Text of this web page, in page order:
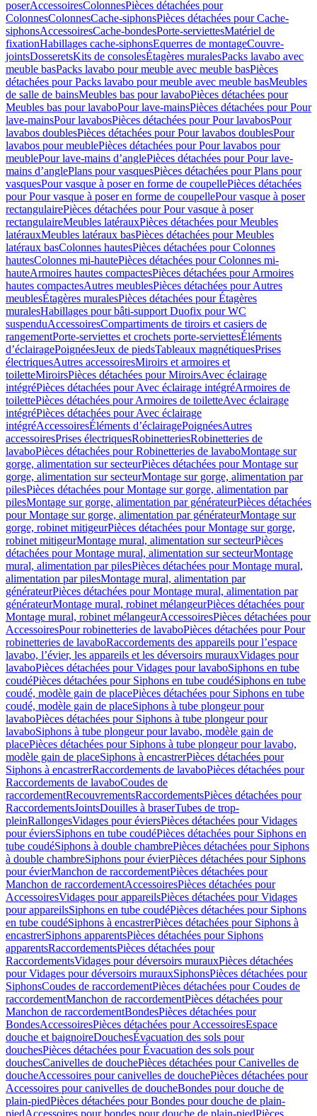
poserAccessoiresColonnesPièces détachées pour
ColonnesColonnesCache-siphonsPièces détachées pour Cache-
siphonsAccessoiresCache-bondesPorte-serviettesMatériel de
fixationHabillages cache-siphonsEquerres de montageCouvre-
jointsDosseretsKits de consolesÉtagères muralesPacks lavabo avec
meuble basPacks lavabo pour meuble avec meuble basPièces
détachées pour Packs lavabo pour meuble avec meuble basMeubles
de salle de bainsMeubles bas pour lavaboPièces détachées pour
Meubles bas pour lavaboPour lave-mainsPièces détachées pour Pour
lave-mainsPour lavabosPièces détachées pour Pour lavabosPour
lavabos doublesPièces détachées pour Pour lavabos doublesPour
lavabos pour meublePièces détachées pour Pour lavabos pour
meublePour lave-mains d’anglePièces détachées pour Pour lave-
mains d’anglePlans pour vasquesPièces détachées pour Plans pour
vasquesPour vasque à poser en forme de coupellePièces détachées
pour Pour vasque à poser en forme de coupellePour vasque à poser
rectangulairePièces détachées pour Pour vasque à poser
rectangulaireMeubles latérauxPièces détachées pour Meubles
latérauxMeubles latéraux basPièces détachées pour Meubles
latéraux basColonnes hautesPièces détachées pour Colonnes
hautesColonnes mi-hautePièces détachées pour Colonnes mi-
hauteArmoires hautes compactesPièces détachées pour Armoires
hautes compactesAutres meublesPièces détachées pour Autres
meublesÉtagères muralesPièces détachées pour Étagères
muralesHabillages pour bâti-support Duofix pour WC
suspenduAccessoiresCompartiments de tiroirs et casiers de
rangementPorte-serviettes et crochets porte-serviettesÉléments
d’éclairagePoignéesJeux de piedsTableaux magnétiquesPrises
électriquesAutres accessoiresMiroirs et armoires et
toiletteMiroirsPièces détachées pour MiroirsAvec éclairage
intégréPièces détachées pour Avec éclairage intégréArmoires de
toilettePièces détachées pour Armoires de toiletteAvec éclairage
intégréPièces détachées pour Avec éclairage
intégréAccessoiresÉléments d’éclairagePoignéesAutres
accessoiresPrises électriquesRobinetteriesRobinetteries de
lavaboPièces détachées pour Robinetteries de lavaboMontage sur
gorge, alimentation sur secteurPièces détachées pour Montage sur
gorge, alimentation sur secteurMontage sur gorge, alimentation par
pilesPièces détachées pour Montage sur gorge, alimentation par
pilesMontage sur gorge, alimentation par générateurPièces détachées
pour Montage sur gorge, alimentation par générateurMontage sur
gorge, robinet mitigeurPièces détachées pour Montage sur gorge,
robinet mitigeurMontage mural, alimentation sur secteurPièces
détachées pour Montage mural, alimentation sur secteurMontage
mural, alimentation par pilesPièces détachées pour Montage mural,
alimentation par pilesMontage mural, alimentation par
générateurPièces détachées pour Montage mural, alimentation par
générateurMontage mural, robinet mélangeurPièces détachées pour
Montage mural, robinet mélangeurAccessoiresPièces détachées pour
AccessoiresPour robinetteries de lavaboPièces détachées pour Pour
robinetteries de lavaboRaccordements des appareils pour l’espace
lavabo, l’évier, les appareils et les déversoirs murauxVidages pour
lavaboPièces détachées pour Vidages pour lavaboSiphons en tube
coudéPièces détachées pour Siphons en tube coudéSiphons en tube
coudé, modèle gain de placePièces détachées pour Siphons en tube
coudé, modèle gain de placeSiphons à tube plongeur pour
lavaboPièces détachées pour Siphons à tube plongeur pour
lavaboSiphons à tube plongeur pour lavabo, modèle gain de
placePièces détachées pour Siphons à tube plongeur pour lavabo,
modèle gain de placeSiphons à encastrerPièces détachées pour
Siphons à encastrerRaccordements de lavaboPièces détachées pour
Raccordements de lavaboCoudes de
raccordementRecouvrementsRaccordementsPièces détachées pour
RaccordementsJointsDouilles à braserTubes de trop-
pleinRallongesVidages pour éviersPièces détachées pour Vidages
pour éviersSiphons en tube coudéPièces détachées pour Siphons en
tube coudéSiphons à double chambrePièces détachées pour Siphons
à double chambreSiphons pour évierPièces détachées pour Siphons
pour évierManchon de raccordementPièces détachées pour
Manchon de raccordementAccessoiresPièces détachées pour
AccessoiresVidages pour appareilsPièces détachées pour Vidages
pour appareilsSiphons en tube coudéPièces détachées pour Siphons
en tube coudéSiphons à encastrerPièces détachées pour Siphons à
encastrerSiphons apparentsPièces détachées pour Siphons
apparentsRaccordementsPièces détachées pour
RaccordementsVidages pour déversoirs murauxPièces détachées
pour Vidages pour déversoirs murauxSiphonsPièces détachées pour
SiphonsCoudes de raccordementPièces détachées pour Coudes de
raccordementManchon de raccordementPièces détachées pour
Manchon de raccordementBondesPièces détachées pour
BondesAccessoiresPièces détachées pour AccessoiresEspace
douche et baignoireDouchesÉvacuation des sols pour
douchesPièces détachées pour Évacuation des sols pour
douchesCanivelles de douchePièces détachées pour Canivelles de
doucheAccessoires pour canivelles de douchePièces détachées pour
Accessoires pour canivelles de doucheBondes pour douche de
plain-piedPièces détachées pour Bondes pour douche de plain-
piedAccessoires pour bondes pour douche de plain-piedPièces